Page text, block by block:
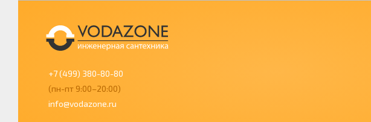
+7 (499) 380-80-80
(пн-пт 9:00–20:00)
info@vodazone.ru